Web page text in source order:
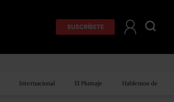
SUSCRÍBETE
Internacional El Plumaje Hablemos de